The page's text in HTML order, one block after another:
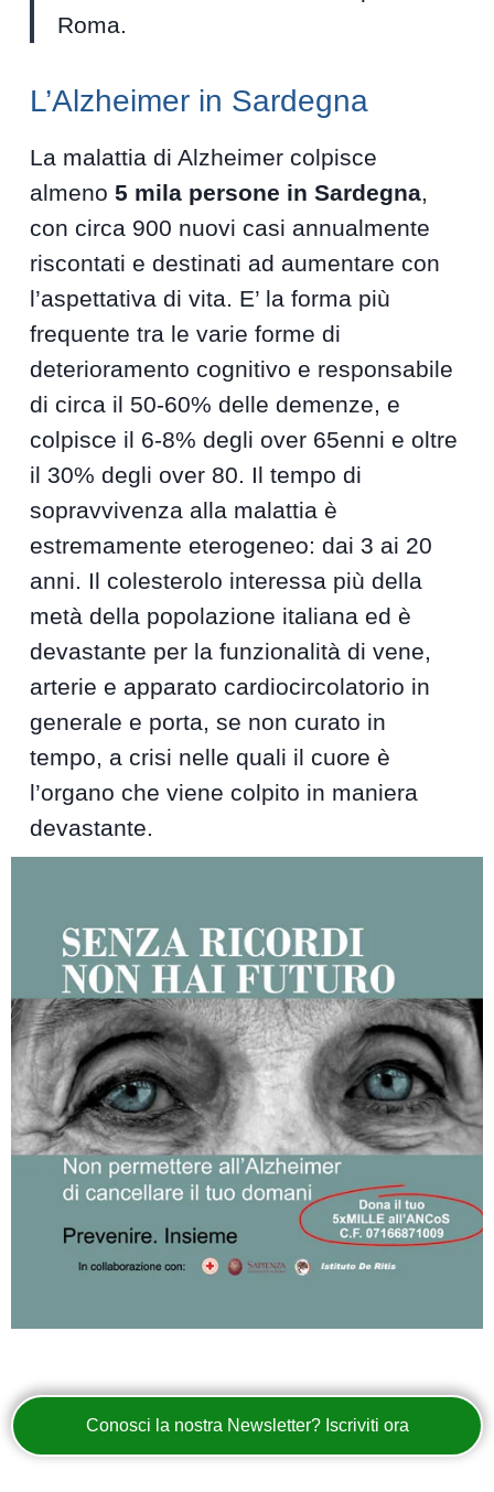
Roma.
L’Alzheimer in Sardegna
La malattia di Alzheimer colpisce
almeno5 mila persone in Sardegna,
con circa 900 nuovi casi annualmente
riscontati e destinati ad aumentare con
l’aspettativa di vita. E’ la forma più
frequente tra le varie forme di
deterioramento cognitivo e responsabile
di circa il 50-60% delle demenze, e
colpisce il 6-8% degli over 65enni e oltre
il 30% degli over 80. Il tempo di
sopravvivenza alla malattia è
estremamente eterogeneo: dai 3 ai 20
anni. Il colesterolo interessa più della
metà della popolazione italiana ed è
devastante per la funzionalità di vene,
arterie e apparato cardiocircolatorio in
generale e porta, se non curato in
tempo, a crisi nelle quali il cuore è
l’organo che viene colpito in maniera
devastante.
Conosci la nostra Newsletter? Iscriviti ora